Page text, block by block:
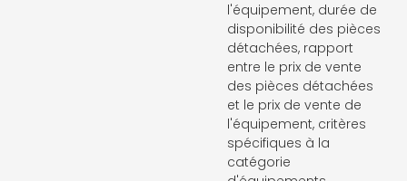
l'équipement, durée de
disponibilité des pièces
détachées, rapport
entre le prix de vente
des pièces détachées
et le prix de vente de
l'équipement, critères
spécifiques à la
catégorie